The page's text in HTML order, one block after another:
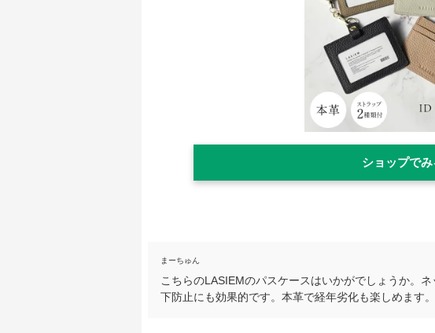
ショップでみ
まーちゅん
こちらのLASIEMのパスケースはいかがでしょうか。
下防止にも効果的です。本革で経年劣化も楽しめます。